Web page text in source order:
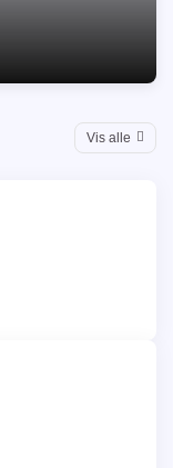
Vis alle